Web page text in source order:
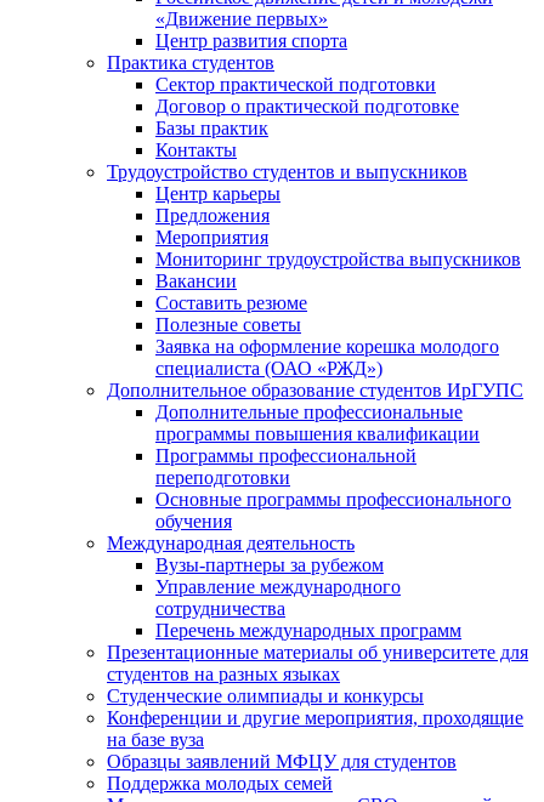
«Движение первых»
Центр развития спорта
Практика студентов
Сектор практической подготовки
Договор о практической подготовке
Базы практик
Контакты
Трудоустройство студентов и выпускников
Центр карьеры
Предложения
Мероприятия
Мониторинг трудоустройства выпускников
Вакансии
Составить резюме
Полезные советы
Заявка на оформление корешка молодого
специалиста (ОАО «РЖД»)
Дополнительное образование студентов ИрГУПС
Дополнительные профессиональные
программы повышения квалификации
Программы профессиональной
переподготовки
Основные программы профессионального
обучения
Международная деятельность
Вузы-партнеры за рубежом
Управление международного
сотрудничества
Перечень международных программ
Презентационные материалы об университете для
студентов на разных языках
Студенческие олимпиады и конкурсы
Конференции и другие мероприятия, проходящие
на базе вуза
Образцы заявлений МФЦУ для студентов
Поддержка молодых семей